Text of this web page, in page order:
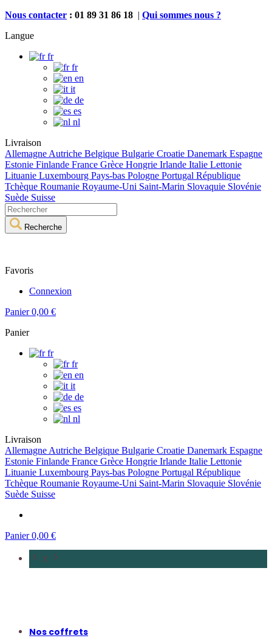
Nous contacter : 01 89 31 86 18 | Qui sommes nous ?
Langue
fr
fr
en
it
de
es
nl
Livraison
Allemagne Autriche Belgique Bulgarie Croatie Danemark Espagne
Estonie Finlande France Grèce Hongrie Irlande Italie Lettonie
Lituanie Luxembourg Pays-bas Pologne Portugal République
Tchèque Roumanie Royaume-Uni Saint-Marin Slovaquie Slovénie
Suède Suisse
Recherche
Favoris
Connexion
Panier 0,00 €
Panier
fr
fr
en
it
de
es
nl
Livraison
Allemagne Autriche Belgique Bulgarie Croatie Danemark Espagne
Estonie Finlande France Grèce Hongrie Irlande Italie Lettonie
Lituanie Luxembourg Pays-bas Pologne Portugal République
Tchèque Roumanie Royaume-Uni Saint-Marin Slovaquie Slovénie
Suède Suisse
Panier 0,00 €
X
Nos coffrets